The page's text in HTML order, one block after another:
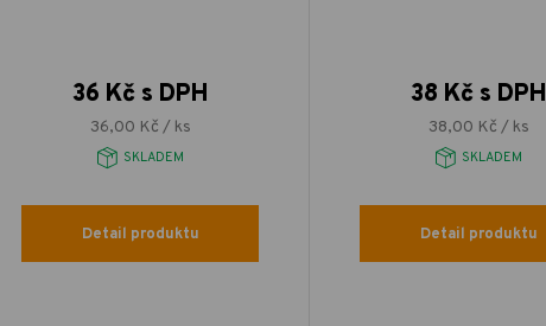
36 Kč s DPH
36,00 Kč / ks
SKLADEM
Detail produktu
38 Kč s DPH
38,00 Kč / ks
SKLADEM
Detail produktu